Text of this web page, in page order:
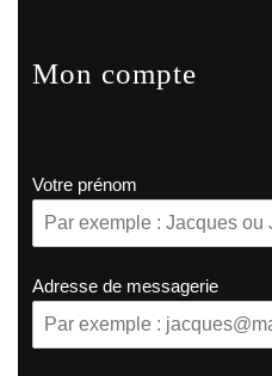
Mon compte
Votre prénom
Adresse de messagerie